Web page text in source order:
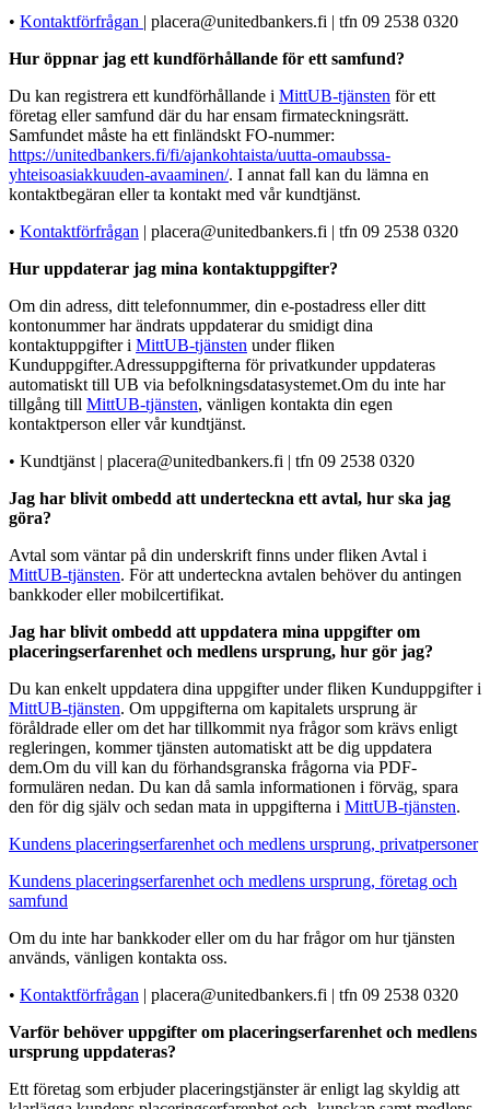
• Kontaktförfrågan | placera@unitedbankers.fi | tfn 09 2538 0320
Hur öppnar jag ett kundförhållande för ett samfund?
Du kan registrera ett kundförhållande i MittUB-tjänsten för ett
företag eller samfund där du har ensam firmateckningsrätt.
Samfundet måste ha ett finländskt FO-nummer:
https://unitedbankers.fi/fi/ajankohtaista/uutta-omaubssa-
yhteisoasiakkuuden-avaaminen/. I annat fall kan du lämna en
kontaktbegäran eller ta kontakt med vår kundtjänst.
• Kontaktförfrågan | placera@unitedbankers.fi | tfn 09 2538 0320
Hur uppdaterar jag mina kontaktuppgifter?
Om din adress, ditt telefonnummer, din e-postadress eller ditt
kontonummer har ändrats uppdaterar du smidigt dina
kontaktuppgifter i MittUB-tjänsten under fliken
Kunduppgifter.Adressuppgifterna för privatkunder uppdateras
automatiskt till UB via befolkningsdatasystemet.Om du inte har
tillgång till MittUB-tjänsten, vänligen kontakta din egen
kontaktperson eller vår kundtjänst.
• Kundtjänst | placera@unitedbankers.fi | tfn 09 2538 0320
Jag har blivit ombedd att underteckna ett avtal, hur ska jag
göra?
Avtal som väntar på din underskrift finns under fliken Avtal i
MittUB-tjänsten. För att underteckna avtalen behöver du antingen
bankkoder eller mobilcertifikat.
Jag har blivit ombedd att uppdatera mina uppgifter om
placeringserfarenhet och medlens ursprung, hur gör jag?
Du kan enkelt uppdatera dina uppgifter under fliken Kunduppgifter i
MittUB-tjänsten. Om uppgifterna om kapitalets ursprung är
föråldrade eller om det har tillkommit nya frågor som krävs enligt
regleringen, kommer tjänsten automatiskt att be dig uppdatera
dem.Om du vill kan du förhandsgranska frågorna via PDF-
formulären nedan. Du kan då samla informationen i förväg, spara
den för dig själv och sedan mata in uppgifterna i MittUB-tjänsten.
Kundens placeringserfarenhet och medlens ursprung, privatpersoner
Kundens placeringserfarenhet och medlens ursprung, företag och
samfund
Om du inte har bankkoder eller om du har frågor om hur tjänsten
används, vänligen kontakta oss.
• Kontaktförfrågan | placera@unitedbankers.fi | tfn 09 2538 0320
Varför behöver uppgifter om placeringserfarenhet och medlens
ursprung uppdateras?
Ett företag som erbjuder placeringstjänster är enligt lag skyldig att